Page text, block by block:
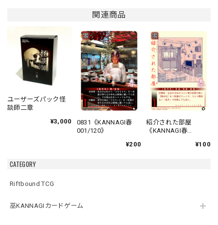
CATEGORY
Riftbound TCG
巫KANNAGIカードゲーム
関連商品
ユーザーズパック怪
談師二章
¥3,000
0831《KANNAGI春
001/120》
¥200
紹介された部屋
《KANNAGI春
¥100